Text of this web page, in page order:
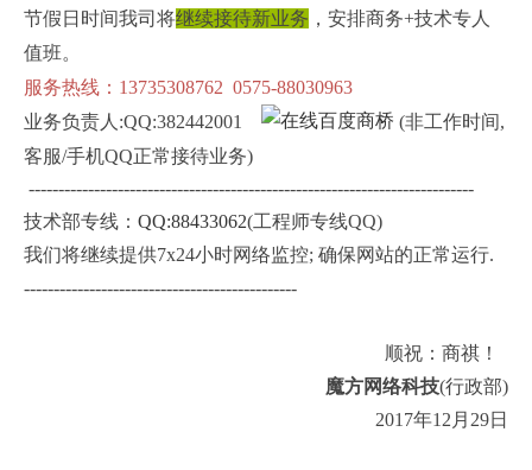
节假日时间我司将继续接待新业务 ，安排商务+技术专人
值班。
服务热线：13735308762 0575-88030963
业务负责人:QQ:382442001
(非工作时间,
客服/手机QQ正常接待业务)
---------------------------------------------------------------------------
技术部专线： QQ:88433062(工程师专线QQ)
我们将继续提供7x24小时网络监控; 确保网站的正常运行.
----------------------------------------------
顺祝：商祺！
魔方网络科技(行政部)
2017年12月29日